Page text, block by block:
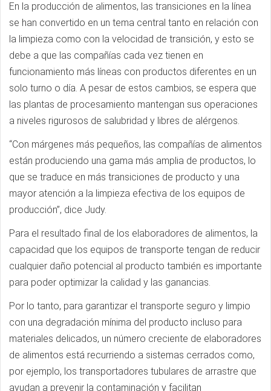
En la producción de alimentos, las transiciones en la línea
se han convertido en un tema central tanto en relación con
la limpieza como con la velocidad de transición, y esto se
debe a que las compañías cada vez tienen en
funcionamiento más líneas con productos diferentes en un
solo turno o día. A pesar de estos cambios, se espera que
las plantas de procesamiento mantengan sus operaciones
a niveles rigurosos de salubridad y libres de alérgenos.
“Con márgenes más pequeños, las compañías de alimentos
están produciendo una gama más amplia de productos, lo
que se traduce en más transiciones de producto y una
mayor atención a la limpieza efectiva de los equipos de
producción”, dice Judy.
Para el resultado final de los elaboradores de alimentos, la
capacidad que los equipos de transporte tengan de reducir
cualquier daño potencial al producto también es importante
para poder optimizar la calidad y las ganancias.
Por lo tanto, para garantizar el transporte seguro y limpio
con una degradación mínima del producto incluso para
materiales delicados, un número creciente de elaboradores
de alimentos está recurriendo a sistemas cerrados como,
por ejemplo, los transportadores tubulares de arrastre que
ayudan a prevenir la contaminación y facilitan